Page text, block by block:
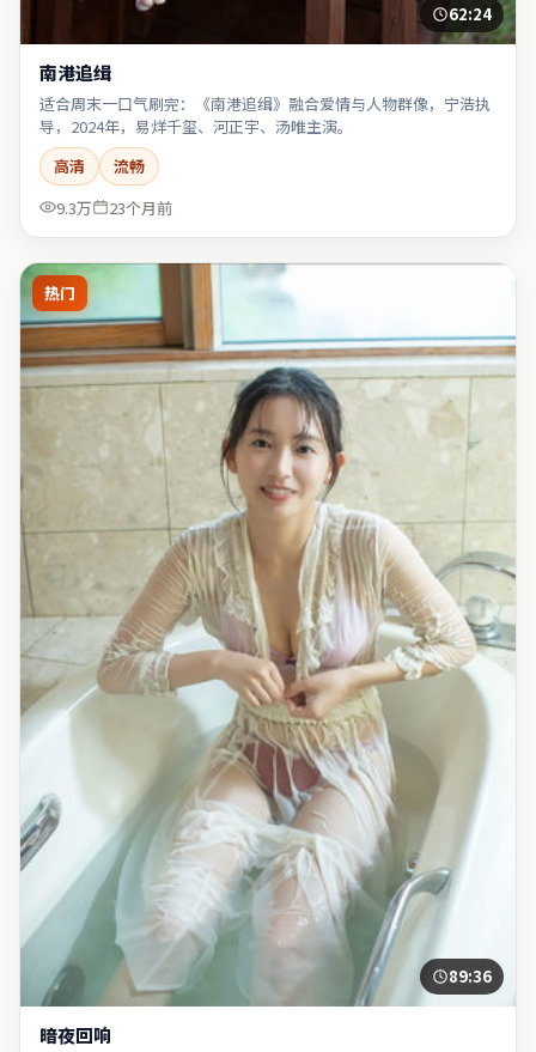
62:24
南港追缉
适合周末一口气刷完：《南港追缉》融合爱情与人物群像，宁浩执
导，2024年，易烊千玺、河正宇、汤唯主演。
高清
流畅
9.3万
23个月前
热门
89:36
暗夜回响